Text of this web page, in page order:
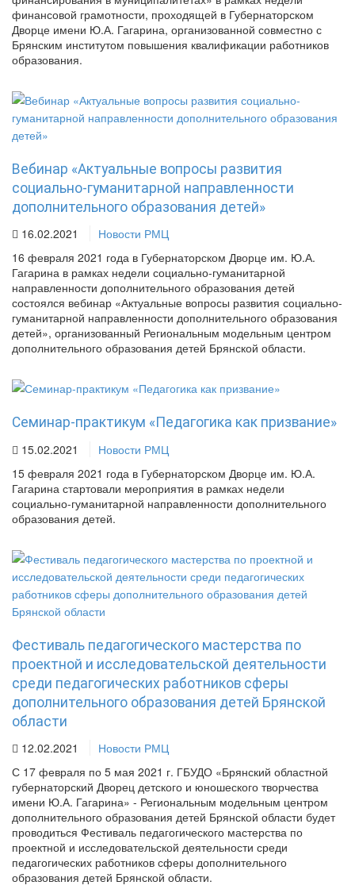
финансовой грамотности, проходящей в Губернаторском
Дворце имени Ю.А. Гагарина, организованной совместно с
Брянским институтом повышения квалификации работников
образования.
Вебинар «Актуальные вопросы развития
социально-гуманитарной направленности
дополнительного образования детей»
16.02.2021
Новости РМЦ
16 февраля 2021 года в Губернаторском Дворце им. Ю.А.
Гагарина в рамках недели социально-гуманитарной
направленности дополнительного образования детей
состоялся вебинар «Актуальные вопросы развития социально-
гуманитарной направленности дополнительного образования
детей», организованный Региональным модельным центром
дополнительного образования детей Брянской области.
Семинар-практикум «Педагогика как призвание»
15.02.2021
Новости РМЦ
15 февраля 2021 года в Губернаторском Дворце им. Ю.А.
Гагарина стартовали мероприятия в рамках недели
социально-гуманитарной направленности дополнительного
образования детей.
Фестиваль педагогического мастерства по
проектной и исследовательской деятельности
среди педагогических работников сферы
дополнительного образования детей Брянской
области
12.02.2021
Новости РМЦ
С 17 февраля по 5 мая 2021 г. ГБУДО «Брянский областной
губернаторский Дворец детского и юношеского творчества
имени Ю.А. Гагарина» - Региональным модельным центром
дополнительного образования детей Брянской области будет
проводиться Фестиваль педагогического мастерства по
проектной и исследовательской деятельности среди
педагогических работников сферы дополнительного
образования детей Брянской области.